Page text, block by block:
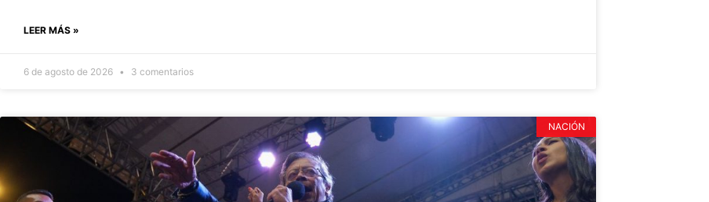
LEER MÁS »
6 de agosto de 2026 3 comentarios
NACIÓN